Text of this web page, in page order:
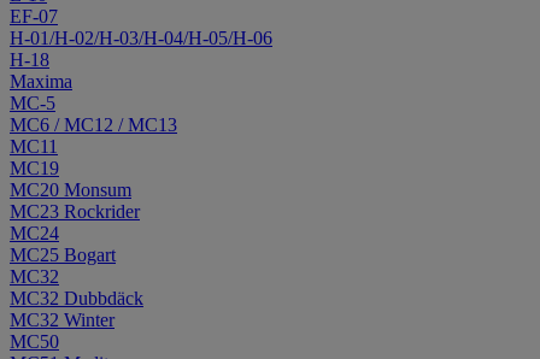
EF-07
H-01/H-02/H-03/H-04/H-05/H-06
H-18
Maxima
MC-5
MC6 / MC12 / MC13
MC11
MC19
MC20 Monsum
MC23 Rockrider
MC24
MC25 Bogart
MC32
MC32 Dubbdäck
MC32 Winter
MC50